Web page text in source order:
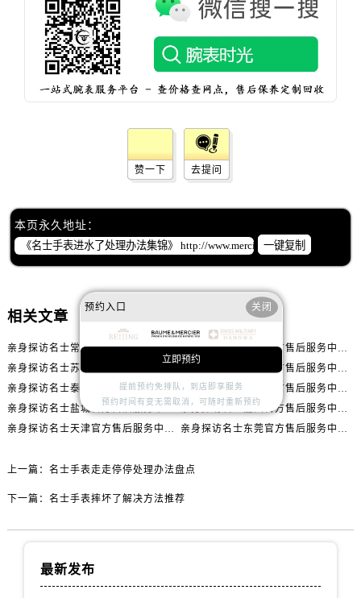
辽宁省辽阳市白塔区新运大街名士售后服务中心（需提前预约）
辽宁省沈阳市沈河区中街路83号亨得利名表维修授权店1楼名士售后服务中心（需提前预约）
内蒙古自治区包头市青山区幸福路甲3号王府井百货名表维修名士售后服务中心（需提前预约）
内蒙古自治区赤峰市红山区哈达街名士售后服务中心（需提前预约）
内蒙古自治区鄂尔多斯市东胜区伊金霍洛街名士售后服务中心（需提前预约）
内蒙古自治区呼伦贝尔市海拉尔区中央街名士售后服务中心（需提前预约）
内蒙古自治区通辽市科尔沁区明仁大街名士售后服务中心（需提前预约）
赞一下 去提问
本页永久地址：
一键复制
相关文章
亲身探访名士常州官方售后服务中心｜全新官方服务电话与地址（2026年7月最新）
亲身探访名士嘉兴官方售后服务中心｜全新地址和售后电话（2026年7月最新）
亲身探访名士贵阳官方售后服务中心｜网点地址与电话（2026年7月最新）
亲身探访名士泰州官方售后服务中心｜最新网点地址及热线（2026年7月最新）
亲身探访名士海口官方售后服务中心｜全部地址与售后电话（2026年7月最新）
亲身探访名士盐城官方售后服务中心｜完整地址与联系电话（2026年7月最新）
亲身探访名士嘉兴官方售后服务中心｜全新维修门店地址及电话（2026年7月最新）
亲身探访名士天津官方售后服务中心｜网点地址及售后热线（2026年7月最新）
亲身探访名士东莞官方售后服务中心｜最新电话和维修地址（2026年7月最新）
上一篇： 名士手表走走停停处理办法盘点
下一篇： 名士手表摔坏了解决方法推荐
最新发布
预约入口 关闭
立即预约
提前预约免排队，到店即享服务
预约时间有变无需取消，可随时重新预约